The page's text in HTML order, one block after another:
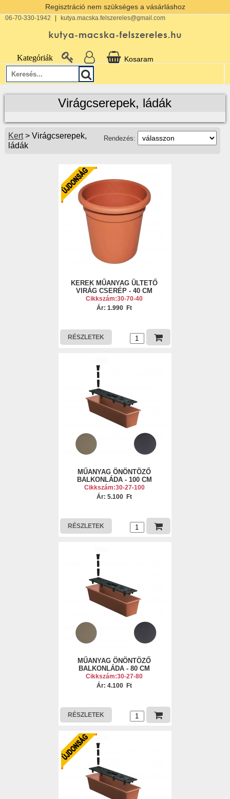
Regisztráció nem szükséges a vásárláshoz
06-70-330-1942 kutya.macska.felszereles@gmail.com
Kategóriák Kosaram
Virágcserepek, ládák
Rendezés:
Kert> Virágcserepek,
ládák
KEREK MŰANYAG ÜLTETŐ
VIRÁG CSERÉP - 40 CM
Cikkszám:30-70-40
Ár: 1.990 Ft
RÉSZLETEK
MŰANYAG ÖNÖNTÖZŐ
BALKONLÁDA - 100 CM
Cikkszám:30-27-100
Ár: 5.100 Ft
RÉSZLETEK
MŰANYAG ÖNÖNTÖZŐ
BALKONLÁDA - 80 CM
Cikkszám:30-27-80
Ár: 4.100 Ft
RÉSZLETEK